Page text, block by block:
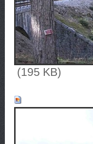
(195 KB)